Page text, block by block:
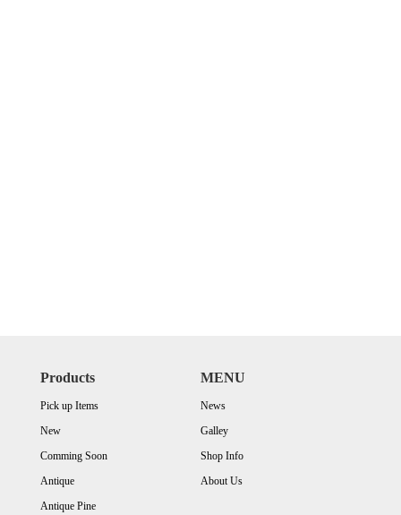
Products
Pick up Items
New
Comming Soon
Antique
Antique Pine
MENU
News
Galley
Shop Info
About Us